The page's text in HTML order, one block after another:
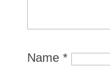
Name *